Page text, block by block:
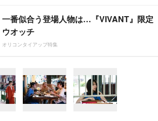
一番似合う登場人物は…『VIVANT』限定
ウオッチ
オリコンタイアップ特集